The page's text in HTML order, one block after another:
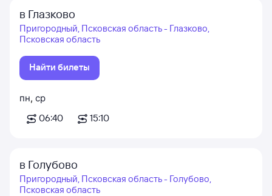
в Глазково
Пригородный, Псковская область - Глазково,
Псковская область
Найти билеты
пн, ср
06:40
15:10
в Голубово
Пригородный, Псковская область - Голубово,
Псковская область